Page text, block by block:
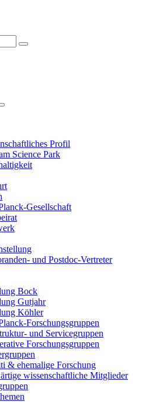
Profil
Science Park
Gesellschaft
und Postdoc-Vertreter
Bock
Gutjahr
Köhler
Forschungsgruppen
und Servicegruppen
Forschungsgruppen
& ehemalige Forschung
wissenschaftliche Mitglieder